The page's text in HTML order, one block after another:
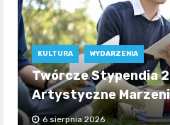
KULTURA WYDARZENIA
Twórcze Stypendia
Artystyczne
6 sierpnia 2026